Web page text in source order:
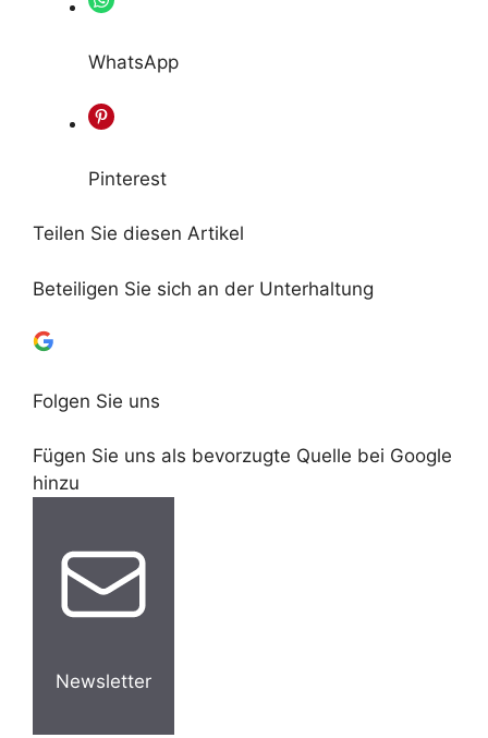
WhatsApp
Pinterest
Teilen Sie diesen Artikel
Beteiligen Sie sich an der Unterhaltung
Folgen Sie uns
Fügen Sie uns als bevorzugte Quelle bei Google
hinzu
Newsletter